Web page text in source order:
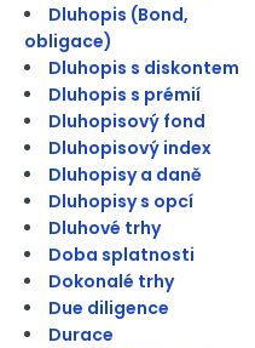
Dluhopis (Bond,
obligace)
Dluhopis s diskontem
Dluhopis s prémií
Dluhopisový fond
Dluhopisový index
Dluhopisy a daně
Dluhopisy s opcí
Dluhové trhy
Doba splatnosti
Dokonalé trhy
Due diligence
Durace